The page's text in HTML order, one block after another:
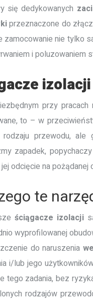
się dedykowanych
przeznaczone do
zamocowanie nie tylko
i poluzowaniem
izolacji
przy
to – w
przewodu, ale
zapadek,
odcięcie na pożądanej
te
ściągacze izolacji
wyprofilowanej
do naruszenia
i/lub jego
tego zadania, bez
rodzajów